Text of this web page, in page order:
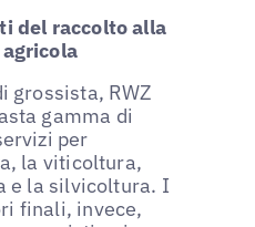
del raccolto alla
grossista, RWZ
gamma di
per
la viticoltura,
e la silvicoltura. I
finali, invece,